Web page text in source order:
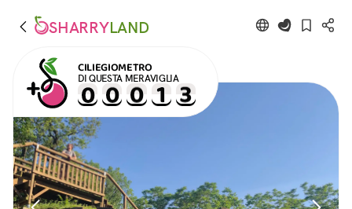
SHARRYLAND
CILIEGIOMETRO
DI QUESTA MERAVIGLIA